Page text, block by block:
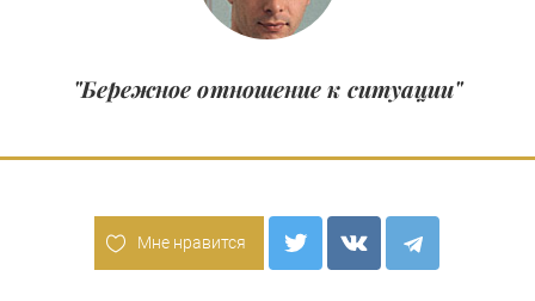
"Бережное отношение к ситуации"
Мне нравится